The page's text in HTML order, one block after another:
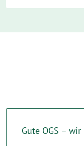
Gute OGS –